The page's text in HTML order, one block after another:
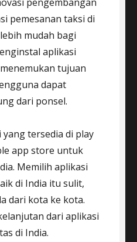
pemesanan taksi di
mudah bagi
aplikasi
tujuan
dapat
dari ponsel.
tersedia di play
app store untuk
Memilih aplikasi
di India itu sulit,
dari kota ke kota.
dari aplikasi
di India.